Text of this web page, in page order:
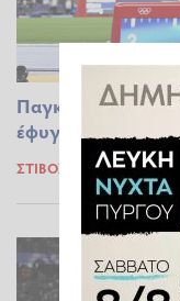
Παγκόσμιο
έφυγε για τελικό
ΣΤΊΒΟΣ 15.09.2025 13:54